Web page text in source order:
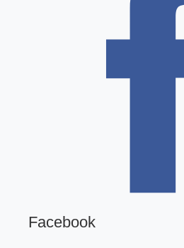
Facebook